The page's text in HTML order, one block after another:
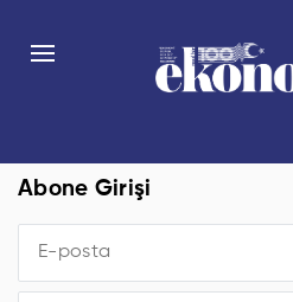
Abone Girişi